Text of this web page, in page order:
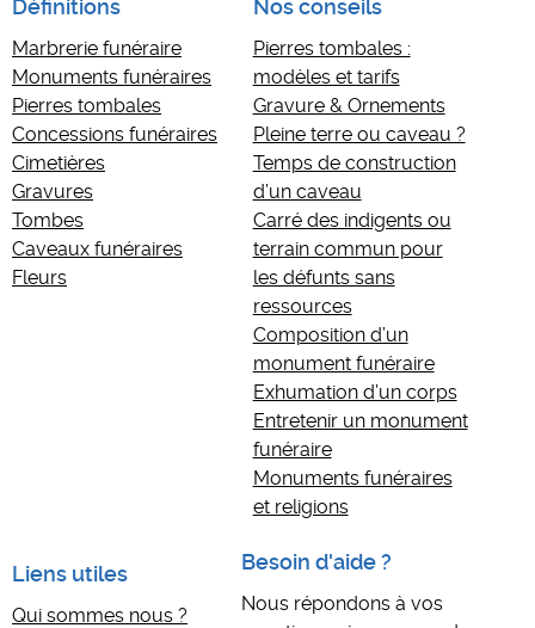
Définitions
Marbrerie funéraire
Monuments funéraires
Pierres tombales
Concessions funéraires
Cimetières
Gravures
Tombes
Caveaux funéraires
Fleurs
Nos conseils
Pierres tombales :
modèles et tarifs
Gravure & Ornements
Pleine terre ou caveau ?
Temps de construction
d’un caveau
Carré des indigents ou
terrain commun pour
les défunts sans
ressources
Composition d’un
monument funéraire
Exhumation d’un corps
Entretenir un monument
funéraire
Monuments funéraires
et religions
Liens utiles
Qui sommes nous ?
Besoin d'aide ?
Nous répondons à vos